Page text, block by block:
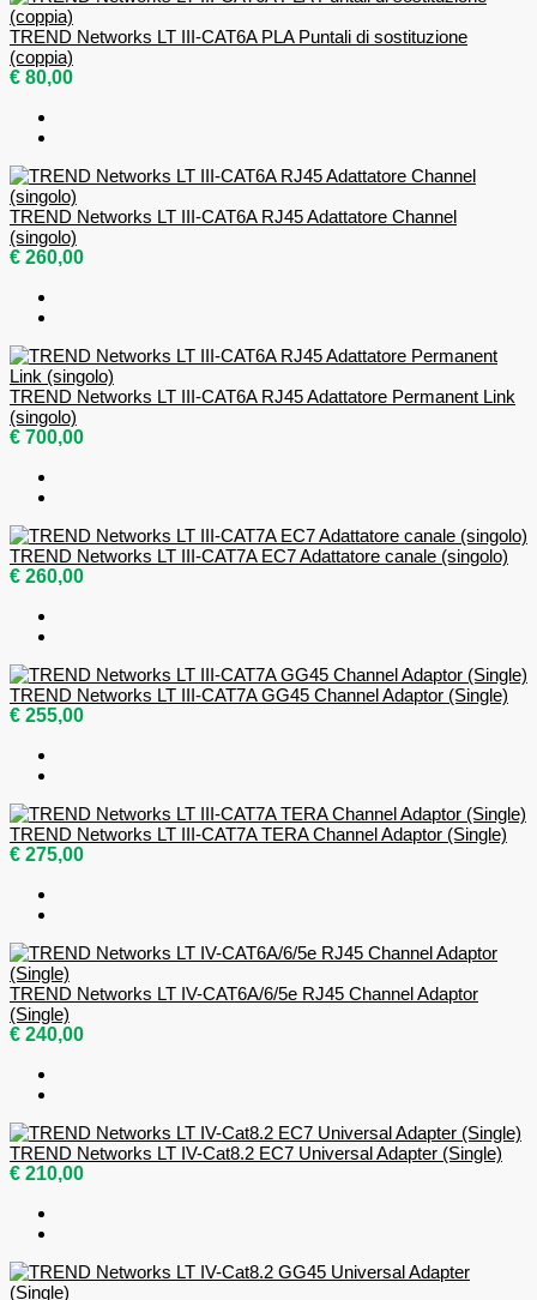
TREND Networks LT III-CAT6A PLA Puntali di sostituzione
(coppia)
€ 80,00
TREND Networks LT III-CAT6A RJ45 Adattatore Channel
(singolo)
€ 260,00
TREND Networks LT III-CAT6A RJ45 Adattatore Permanent Link
(singolo)
€ 700,00
TREND Networks LT III-CAT7A EC7 Adattatore canale (singolo)
€ 260,00
TREND Networks LT III-CAT7A GG45 Channel Adaptor (Single)
€ 255,00
TREND Networks LT III-CAT7A TERA Channel Adaptor (Single)
€ 275,00
TREND Networks LT IV-CAT6A/6/5e RJ45 Channel Adaptor
(Single)
€ 240,00
TREND Networks LT IV-Cat8.2 EC7 Universal Adapter (Single)
€ 210,00